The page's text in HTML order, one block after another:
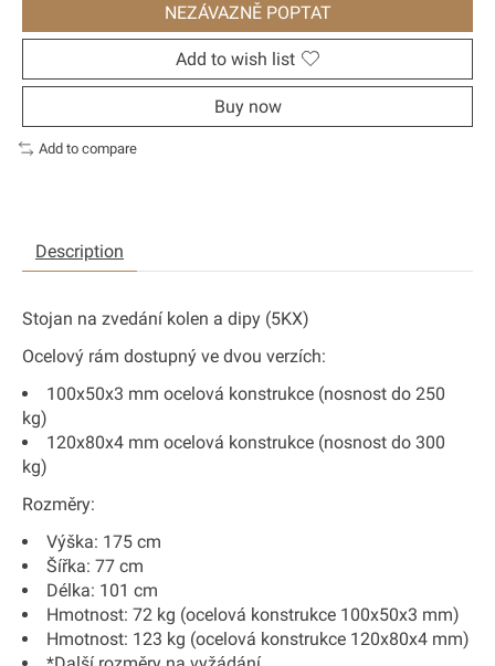
NEZÁVAZNĚ POPTAT
Add to wish list
Buy now
Add to compare
Description
Stojan na zvedání kolen a dipy (5KX)
Ocelový rám dostupný ve dvou verzích:
100x50x3 mm ocelová konstrukce (nosnost do 250
kg)
120x80x4 mm ocelová konstrukce (nosnost do 300
kg)
Rozměry:
Výška: 175 cm
Šířka: 77 cm
Délka: 101 cm
Hmotnost: 72 kg (ocelová konstrukce 100x50x3 mm)
Hmotnost: 123 kg (ocelová konstrukce 120x80x4 mm)